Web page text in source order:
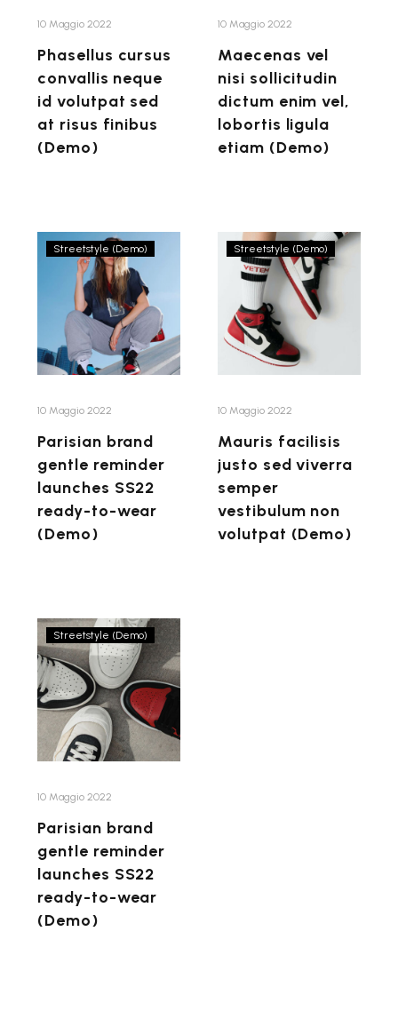
at
risus
finibus
(Demo)
10 Maggio 2022
Phasellus cursus
convallis neque
id volutpat sed
at risus finibus
(Demo)
lobortis
ligula
etiam
(Demo)
10 Maggio 2022
Maecenas vel
nisi sollicitudin
dictum enim vel,
lobortis ligula
etiam (Demo)
Parisian
brand
gentle
reminder
launches
SS22
to-
wear
(Demo)
Streetstyle (Demo)
10 Maggio 2022
Parisian brand
gentle reminder
launches SS22
ready-to-wear
(Demo)
Mauris
facilisis
justo
sed
viverra
semper
non
volutpat
(Demo)
Streetstyle (Demo)
10 Maggio 2022
Mauris facilisis
justo sed viverra
semper
vestibulum non
volutpat (Demo)
Parisian
brand
gentle
reminder
launches
SS22
to-
wear
(Demo)
Streetstyle (Demo)
10 Maggio 2022
Parisian brand
gentle reminder
launches SS22
ready-to-wear
(Demo)